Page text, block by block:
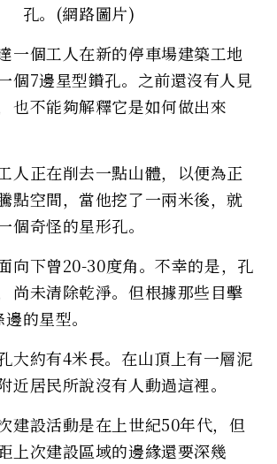
孔。(網路圖片)
一個工人在新的停車場建築工地
個7邊星型鑽孔。之前還沒有人見
也不能夠解釋它是如何做出來
人正在削去一點山體，以便為正
點空間，當他挖了一兩米後，就
個奇怪的星形孔。
向下曾20-30度角。不幸的是，孔
尚未清除乾淨。但根據那些目擊
的星型。
大約有4米長。在山頂上有一層泥
近居民所說沒有人動過這裡。
建設活動是在上世紀50年代，但
上次建設區域的邊緣還要深幾